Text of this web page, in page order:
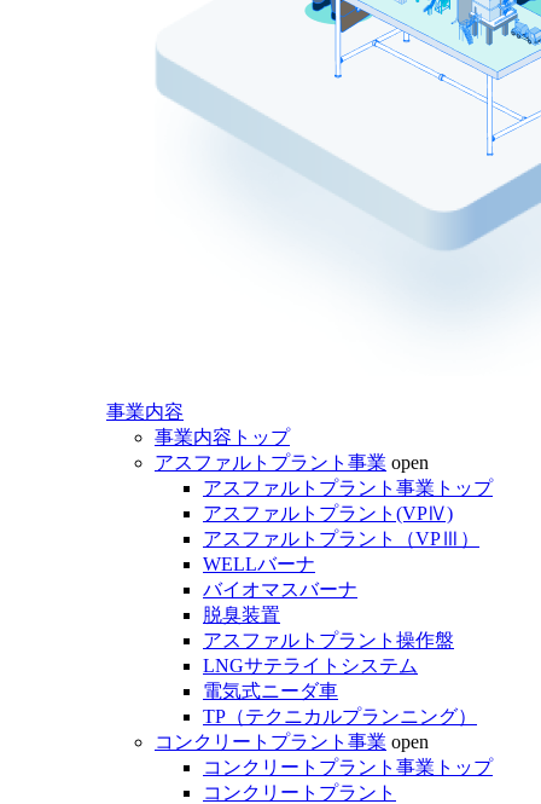
事業内容
事業内容トップ
アスファルトプラント事業 open
アスファルトプラント事業トップ
アスファルトプラント(VPⅣ)
アスファルトプラント（VPⅢ）
WELLバーナ
バイオマスバーナ
脱臭装置
アスファルトプラント操作盤
LNGサテライトシステム
電気式ニーダ車
TP（テクニカルプランニング）
コンクリートプラント事業 open
コンクリートプラント事業トップ
コンクリートプラント